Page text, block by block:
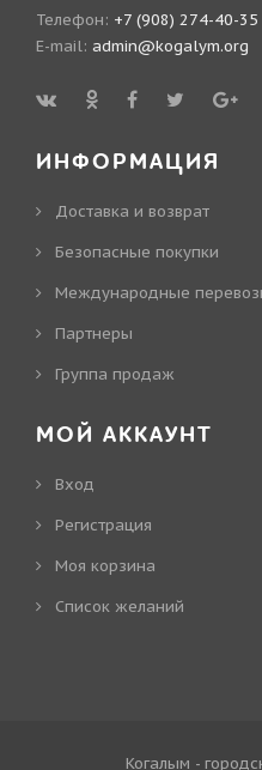
Телефон: +7 (908) 274-40-35
E-mail: admin@kogalym.org
ИНФОРМАЦИЯ
Доставка и возврат
Безопасные покупки
Международные
Партнеры
Группа продаж
МОЙ АККАУНТ
Вход
Регистрация
Моя корзина
Cписок желаний
Когалым -